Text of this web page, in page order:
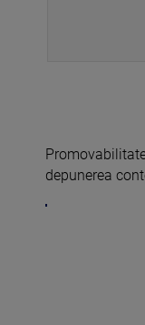
depunerea